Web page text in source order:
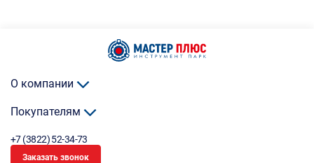
О компании
Покупателям
+7 (3822) 52-34-73
Заказать звонок